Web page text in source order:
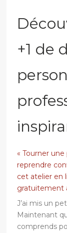
+1 de
« Tourner
reprendre
cet atelier en
gratuitement
J’ai mis un
Maintenant
comprends